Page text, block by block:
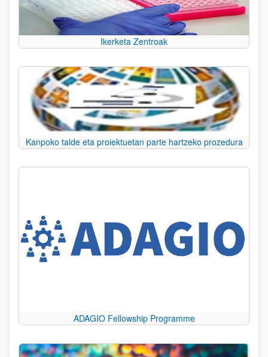
Ikerketa Zentroak
Kanpoko talde eta proiektuetan parte hartzeko prozedura
ADAGIO Fellowship Programme